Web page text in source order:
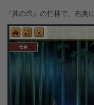
『其の弐』の竹林で、右奥